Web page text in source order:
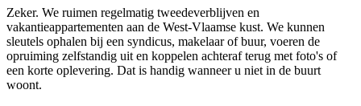
Zeker. We ruimen regelmatig tweedeverblijven en
vakantieappartementen aan de West-Vlaamse kust. We kunnen
sleutels ophalen bij een syndicus, makelaar of buur, voeren de
opruiming zelfstandig uit en koppelen achteraf terug met foto's of
een korte oplevering. Dat is handig wanneer u niet in de buurt
woont.